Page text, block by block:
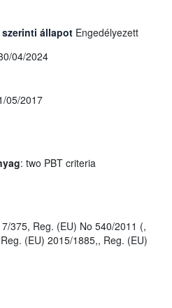
szerinti állapot Engedélyezett
04/2024
05/2017
: two PBT criteria
375, Reg. (EU) No 540/2011 (,
(EU) 2015/1885,, Reg. (EU)